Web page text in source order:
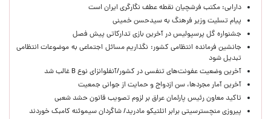
دارابی: مکتب فرشچیان نقطه عطف نگارگری ایران است
پیام تسلیت وزیر فرهنگ به سیدحسن خمینی
جشنواره گل پرسپولیس در آخرین بازی تدارکاتی پیش فصل
جانشین فرمانده انتظامی کشور: نگذاریم مسائل اجتماعی به موضوعات انتظامی
تبدیل شود
آخرین وضعیت عفونت‌های تنفسی در کشور/آنفلوانزای نوع B غالب شد
آخرین آمار مجردها، سن ازدواج و حمایت از جوانی جمعیت
تاکید معاون رئیس پارلمان عراق بر لزوم تصویب قانون حشد شعبی
پیروزی منچسترسیتی برابر اتلتیکو مادرید/ شاگردان سیموئنه کامبک خوردند